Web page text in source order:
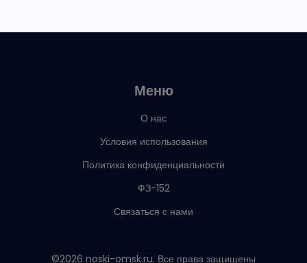
Меню
О нас
Условия использования
Политика конфиденциальности
ФЗ-152
Связаться с нами
©2026 noski-omsk.ru. Все права защищены